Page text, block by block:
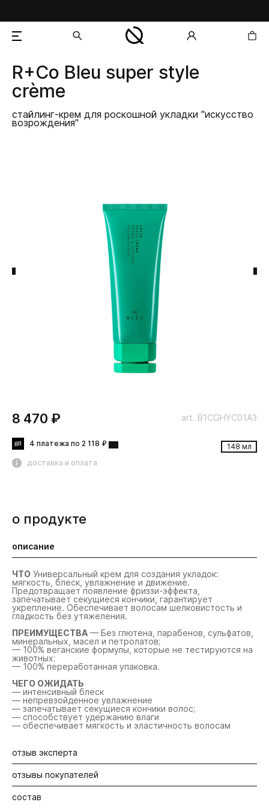
добавлен в корзину
R+Co Bleu super style
crème
стайлинг-крем для роскошной укладки "искусство
возрождения"
art. B1CGHYC01A3
148 мл
8 470 ₽
4 платежа по 2 118 ₽
доставка и оплата
о продукте
описание
ЧТО Универсальный крем для создания укладок:
мягкость, блеск, увлажнение и движение.
Предотвращает появление фриззи-эффекта,
запечатывает секущиеся кончики, гарантирует
укрепление. Обеспечивает волосам шелковистость и
гладкость без утяжеления.
ПРЕИМУЩЕСТВА — Без глютена, парабенов, сульфатов,
минеральных, масел и петролатов;
— 100% веганские формулы, которые не тестируются на
животных;
— 100% переработанная упаковка.
ЧЕГО ОЖИДАТЬ
— интенсивный блеск
— непревзойденное увлажнение
— запечатывает секущиеся кончики волос;
— способствует удержанию влаги
— обеспечивает мягкость и эластичность волосам
отзыв эксперта
Линия "Искусство возрождения De Luxe" поистине
возрождает даже самую повреждённую структуру
волос, мгновенно преображает их. Делает волосы
отзывы покупателей
Будьте первыми! Оставьте отзыв об этом продукте
состав